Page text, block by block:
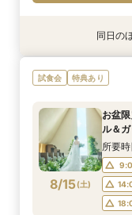
特典あり
8/14(金)
＼1軒
ゼント
特典あり
8/14(金)
【6名
ン誕生
8/14(金)
【60
りみち
8/14(金)
【タ
場案内
同日の
試食会 特典あり
8/15(土)
お盆
ル＆
所要